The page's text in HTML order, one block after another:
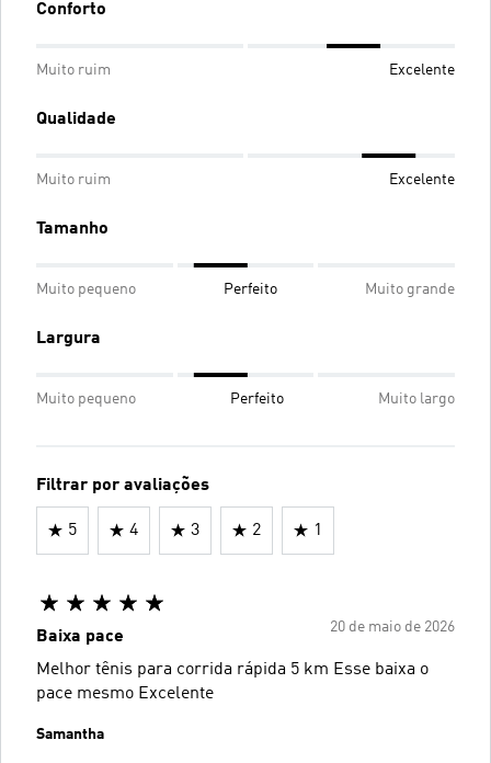
Conforto
Muito ruim Excelente
Qualidade
Muito ruim Excelente
Tamanho
Muito pequeno Perfeito Muito grande
Largura
Muito pequeno Perfeito Muito largo
Filtrar por avaliações
5 4 3 2 1
20 de maio de 2026
Baixa pace
Melhor tênis para corrida rápida 5 km Esse baixa o
pace mesmo Excelente
Samantha